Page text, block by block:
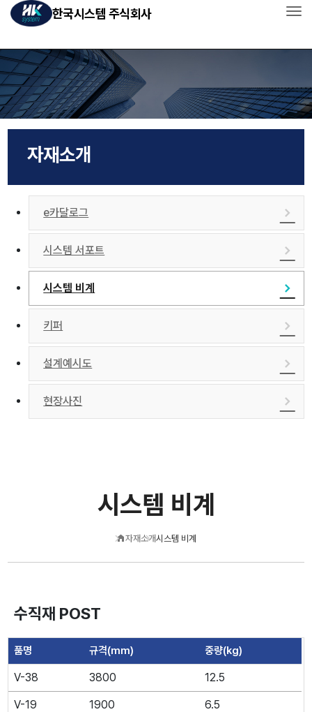
한국시스템 주식회사
회사소개
사업소개
자재소개
인사/채용
자재소개
e카달로그
시스템 서포트
시스템 비계
키퍼
설계예시도
현장사진
시스템 비계
자재소개시스템 비계
수직재 POST
품명 규격(mm) 중량(kg)
V-38 3800 12.5
V-19 1900 6.5